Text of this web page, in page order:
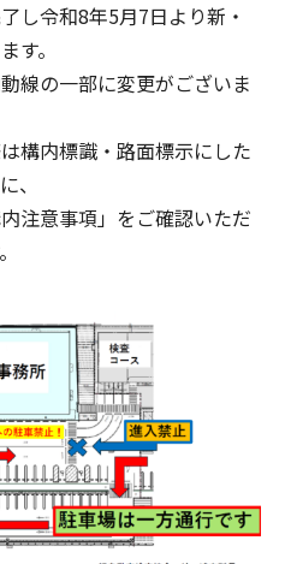
し令和8年5月7日より新・
す。
線の一部に変更がございま
構内標識・路面標示にした
、
注意事項」をご確認いただ